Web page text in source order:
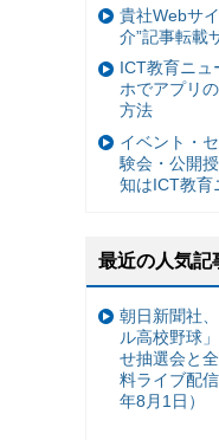
貴社Webサ
介”記事転載
ICT教育ニュ
ホでアプリ
方法
イベント・
験会・公開
知はICT教育
最近の人気記
朝日新聞社
ル高校野球
せ抽選会と
料ライブ配
年8月1日）